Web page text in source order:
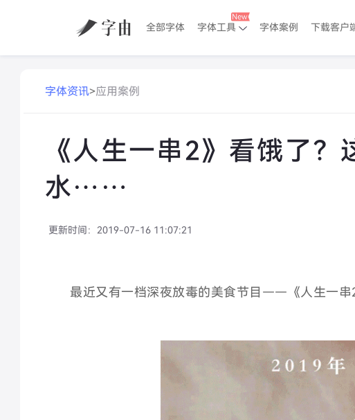
全部字体 字体工具 字体案例 下载客户
字体资讯>应用案例
《人生一串2》看饿了
水……
更新时间： 2019-07-16 11:07:21
最近又有一档深夜放毒的美食节目——《人生一